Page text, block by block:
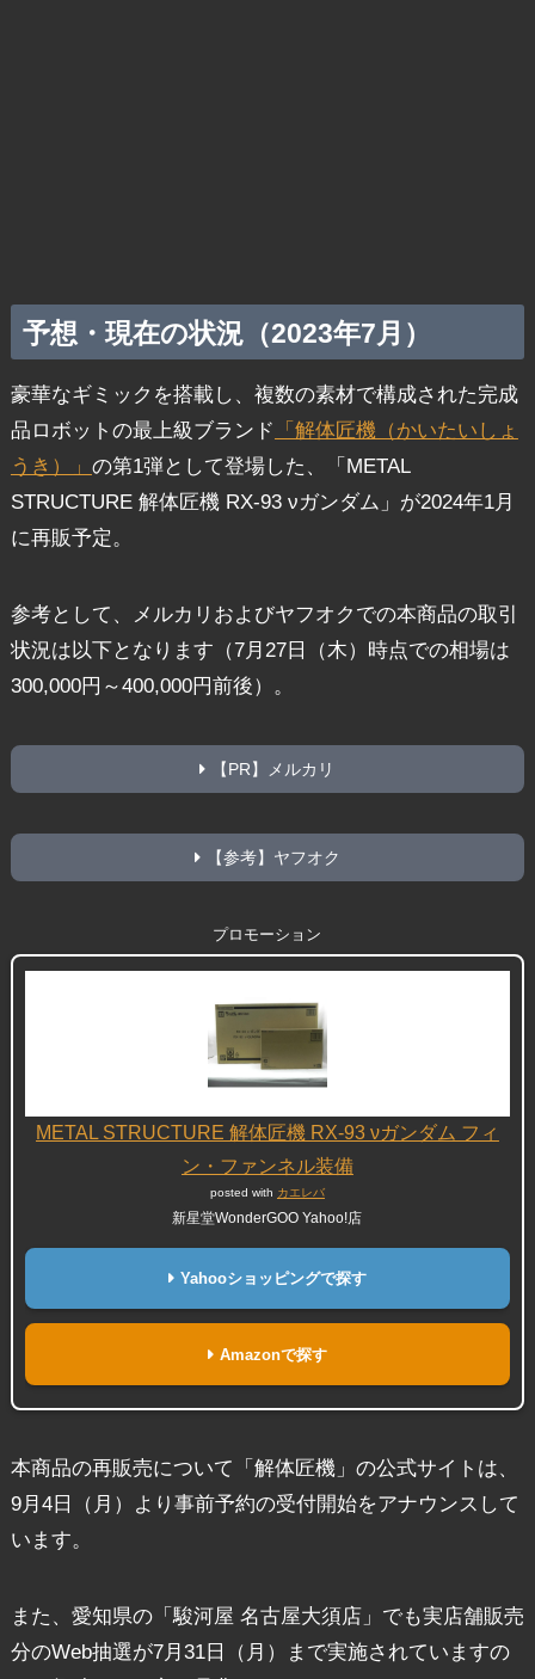
予想・現在の状況（2023年7月）
豪華なギミックを搭載し、複数の素材で構成された完成
品ロボットの最上級ブランド
「解体匠機（かいたいしょ
うき）」 の第1弾として登場した、「METAL
STRUCTURE 解体匠機 RX-93 νガンダム」が2024年1月
に再販予定。
参考として、メルカリおよびヤフオクでの本商品の取引
状況は以下となります（7月27日（木）時点での相場は
300,000円～400,000円前後）。
【PR】メルカリ
【参考】ヤフオク
プロモーション
METAL STRUCTURE 解体匠機 RX-93 νガンダム フィ
ン・ファンネル装備
posted with カエレバ
新星堂WonderGOO Yahoo!店
Yahooショッピングで探す
Amazonで探す
本商品の再販売について「解体匠機」の公式サイトは、
9月4日（月）より事前予約の受付開始をアナウンスして
います。
また、愛知県の「駿河屋 名古屋大須店」でも実店舗販売
分のWeb抽選が7月31日（月）まで実施されていますの